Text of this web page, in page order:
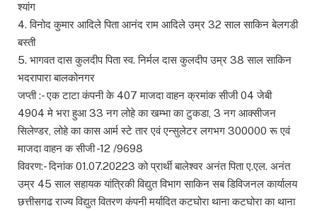
श्यांग
4. विनोद कुमार आदिले पिता आनंद राम आदिले उम्र 32 साल साकिन बेलगडी
बस्ती
5. भागवत दास कुलदीप पिता स्व. निर्मल दास कुलदीप उम्र 38 साल साकिन
भदरापारा बालकोनगर
जप्ती :- एक टाटा कंपनी के 407 माजदा वाहन क्रमांक सीजी 04 जेबी
4904 मे भरा हुआ 33 नग लोहे का खम्भा का टुकडा, 3 नग आक्सीजन
सिलेण्डर, लोहे का कास आर्म स्टे तार एवं एन्सुलेटर लगभग 300000 रू एवं
माजदा वाहन क सीजी -12 /9698
विवरण:- दिनांक 01.07.20223 को प्रार्थी बालेश्वर अनंत पिता ए.एल. अनंत
उम्र 45 साल सहायक यांत्रिकी विद्युत विभाग साकिन सब डिविजनल कार्यालय
छत्तीसगढ राज्य विद्युत वितरण कंपनी मर्यादित कटघोरा थाना कटघोरा का थाना